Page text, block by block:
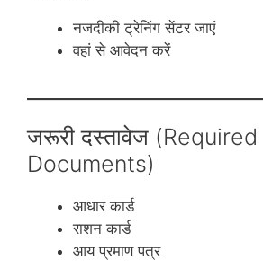
नजदीकी ट्रेनिंग सेंटर जाएं
वहां से आवेदन करें
जरूरी दस्तावेज (Required
Documents)
आधार कार्ड
राशन कार्ड
आय प्रमाण पत्र